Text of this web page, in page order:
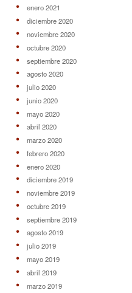
enero 2021
diciembre 2020
noviembre 2020
octubre 2020
septiembre 2020
agosto 2020
julio 2020
junio 2020
mayo 2020
abril 2020
marzo 2020
febrero 2020
enero 2020
diciembre 2019
noviembre 2019
octubre 2019
septiembre 2019
agosto 2019
julio 2019
mayo 2019
abril 2019
marzo 2019